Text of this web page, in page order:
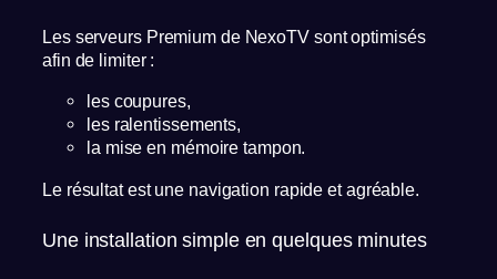
Les serveurs Premium de NexoTV sont optimisés
afin de limiter :
les coupures,
les ralentissements,
la mise en mémoire tampon.
Le résultat est une navigation rapide et agréable.
Une installation simple en quelques minutes